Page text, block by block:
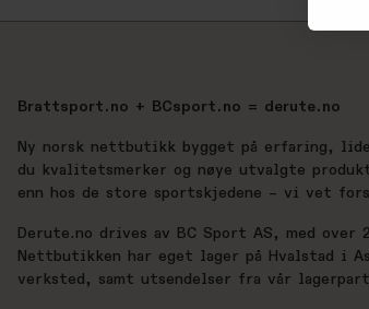
Brattsport.no + BCsport.no = derute.no
Ny norsk nettbutikk bygget på erfaring,
du kvalitetsmerker og nøye utvalgte
enn hos de store sportskjedene – vi vet
Derute.no drives av BC Sport AS, med
Nettbutikken har eget lager på Hvalstad i
verksted, samt utsendelser fra vår